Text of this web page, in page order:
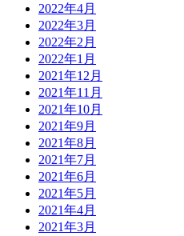
2022年4月
2022年3月
2022年2月
2022年1月
2021年12月
2021年11月
2021年10月
2021年9月
2021年8月
2021年7月
2021年6月
2021年5月
2021年4月
2021年3月